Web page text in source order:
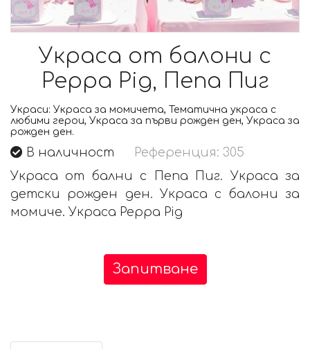
Украса от балони с
Peppa Pig, Пепа Пиг
Украси: Украса за момичета, Тематична украса с
любими герои, Украса за първи рожден ден, Украса за
рожден ден.
В наличност
Референция: 305
Украса от бални с Пепа Пиг. Украса за
детски рожден ден. Украса с балони за
момиче. Украса Peppa Pig
Запитване